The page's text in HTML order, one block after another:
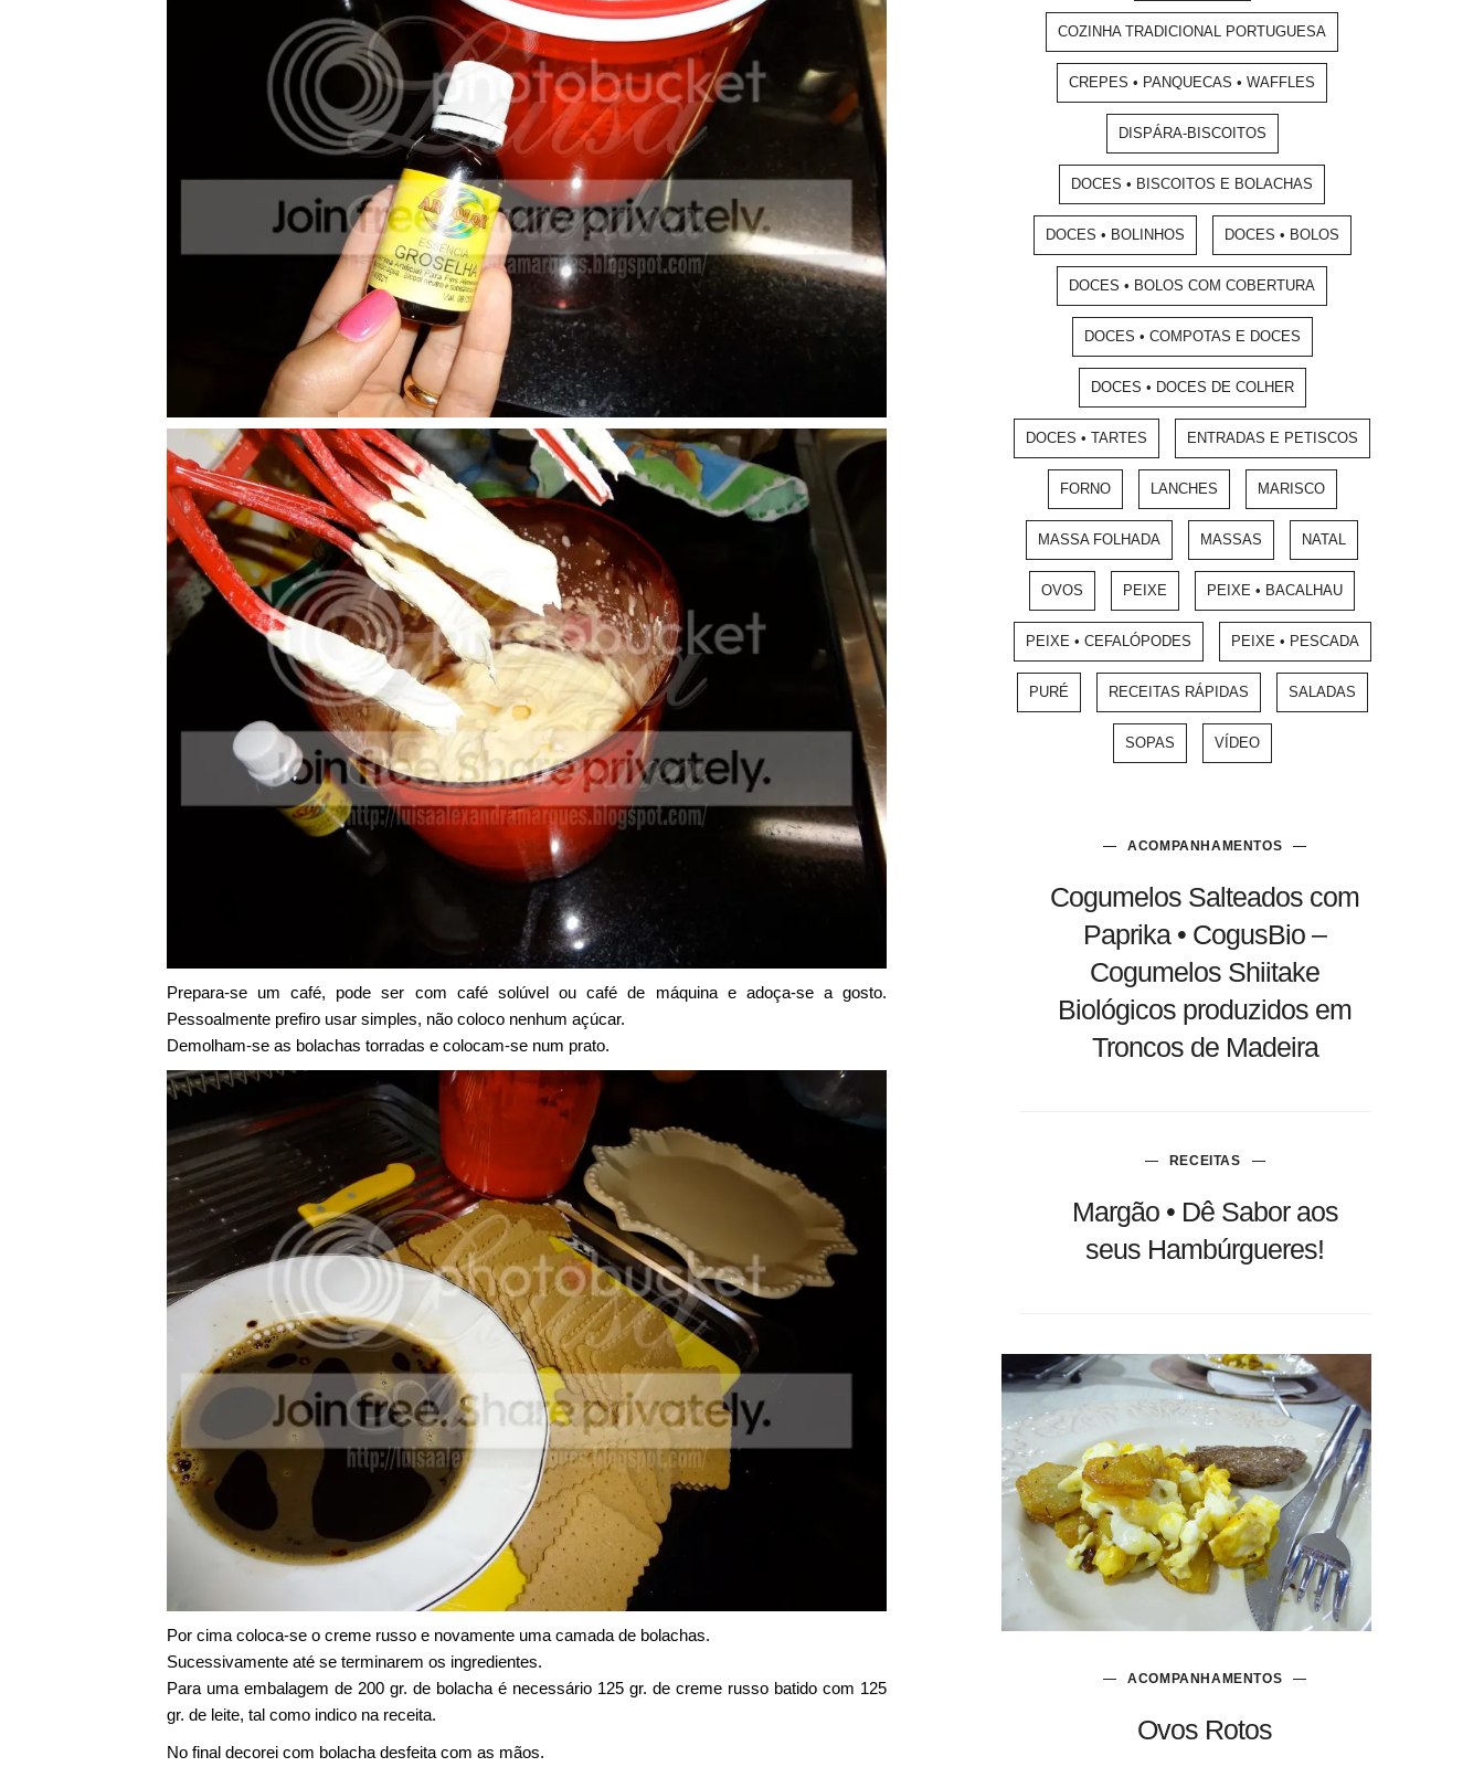
Prepara-se um café, pode ser com café solúvel ou café de máquina e adoça-se a gosto.
Pessoalmente prefiro usar simples, não coloco nenhum açúcar.
Demolham-se as bolachas torradas e colocam-se num prato.
Por cima coloca-se o creme russo e novamente uma camada de bolachas.
Sucessivamente até se terminarem os ingredientes.
Para uma embalagem de 200 gr. de bolacha é necessário 125 gr. de creme russo batido com 125
gr. de leite, tal como indico na receita.
No final decorei com bolacha desfeita com as mãos.
COZINHA TRADICIONAL PORTUGUESA
CREPES • PANQUECAS • WAFFLES
DISPÁRA-BISCOITOS
DOCES • BISCOITOS E BOLACHAS
DOCES • BOLINHOS DOCES • BOLOS
DOCES • BOLOS COM COBERTURA
DOCES • COMPOTAS E DOCES
DOCES • DOCES DE COLHER
DOCES • TARTES ENTRADAS E PETISCOS
FORNO LANCHES MARISCO
MASSA FOLHADA MASSAS NATAL
OVOS PEIXE PEIXE • BACALHAU
PEIXE • CEFALÓPODES PEIXE • PESCADA
PURÉ RECEITAS RÁPIDAS SALADAS
SOPAS VÍDEO
ACOMPANHAMENTOS
Cogumelos Salteados com
Paprika • CogusBio –
Cogumelos Shiitake
Biológicos produzidos em
Troncos de Madeira
RECEITAS
Margão • Dê Sabor aos
seus Hambúrgueres!
ACOMPANHAMENTOS
Ovos Rotos